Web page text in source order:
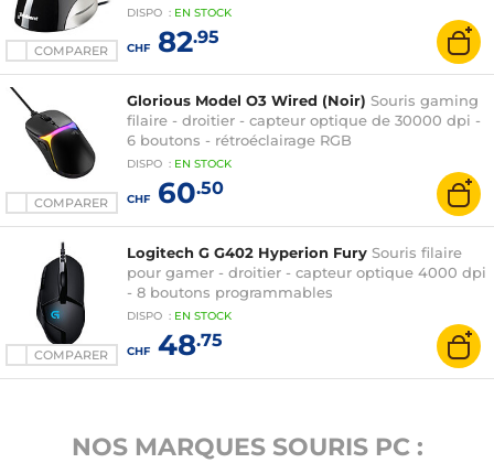
COMPARER
programmables
DISPO : EN STOCK
CHF82.95
COMPARER
Glorious Model O3 Wired (Noir) Souris gaming
filaire - droitier - capteur optique de 30000 dpi -
6 boutons - rétroéclairage RGB
DISPO : EN STOCK
CHF60.50
COMPARER
Logitech G G402 Hyperion Fury Souris filaire
pour gamer - droitier - capteur optique 4000 dpi
- 8 boutons programmables
DISPO : EN STOCK
CHF48.75
NOS MARQUES SOURIS PC :